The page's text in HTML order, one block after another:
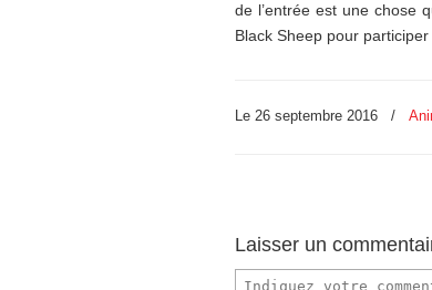
de l’entrée est une chose
Black Sheep pour
Le 26 septembre 2016 /
Laisser un